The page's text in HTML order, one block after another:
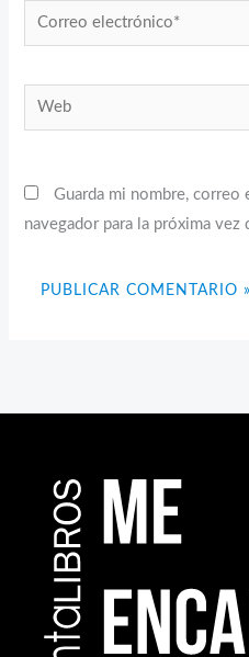
Correo
electrónico*
Web
Guarda mi nombre,
navegador para la próxima vez